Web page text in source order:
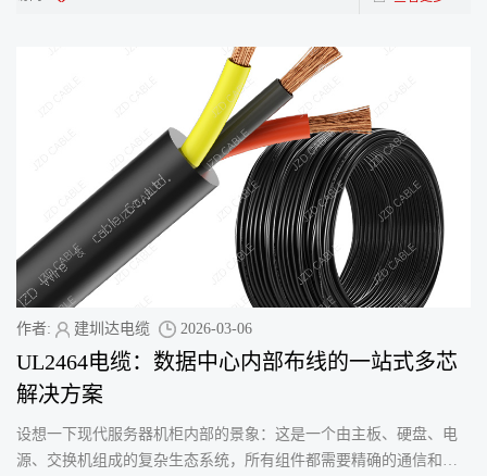
作者: 建圳达电缆 2026-03-06
UL2464电缆：数据中心内部布线的一站式多芯
解决方案
设想一下现代服务器机柜内部的景象：这是一个由主板、硬盘、电
源、交换机组成的复杂生态系统，所有组件都需要精确的通信和辅